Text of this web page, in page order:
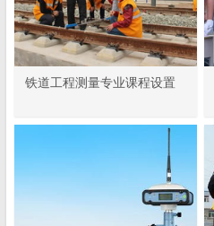
铁道工程测量专业课程设置